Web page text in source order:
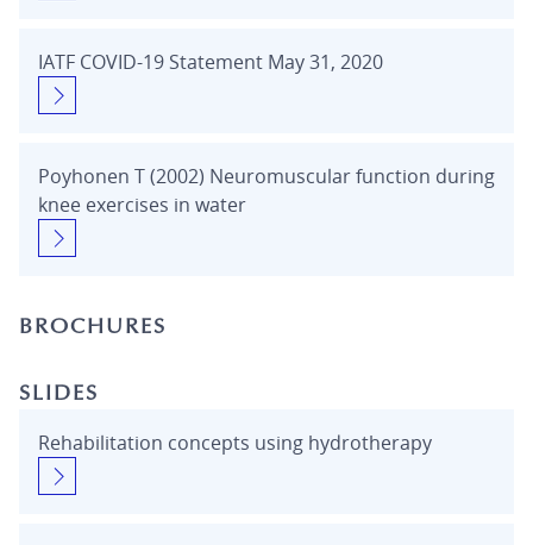
IATF COVID-19 Statement May 31, 2020
Poyhonen T (2002) Neuromuscular function during
knee exercises in water
BROCHURES
SLIDES
Rehabilitation concepts using hydrotherapy